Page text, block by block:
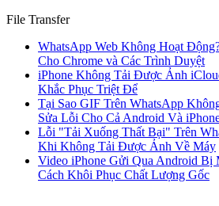
File Transfer
WhatsApp Web Không Hoạt
Cho Chrome và Các Trình Duyệt
iPhone Không Tải Được Ảnh
Khắc Phục Triệt Để
Tại Sao GIF Trên WhatsApp
Sửa Lỗi Cho Cả Android Và
Lỗi "Tải Xuống Thất Bại" Trên
Khi Không Tải Được Ảnh Về Máy
Video iPhone Gửi Qua Android Bị
Cách Khôi Phục Chất Lượng Gốc